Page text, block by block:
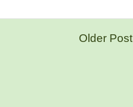
Older Post